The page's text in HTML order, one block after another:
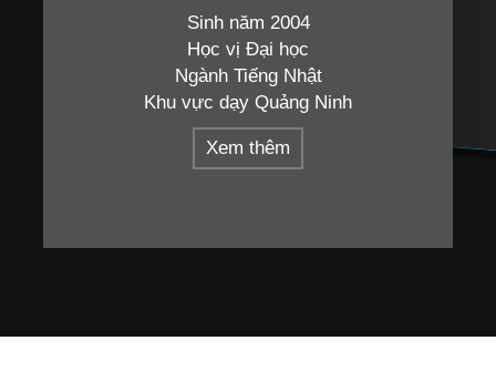
Sinh năm 2004
Học vị Đại học
Ngành Tiếng Nhật
Khu vực dạy Quảng Ninh
Xem thêm